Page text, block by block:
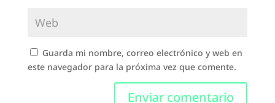
Guarda mi nombre, correo electrónico y web en
este navegador para la próxima vez que comente.